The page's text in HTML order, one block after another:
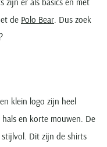
de Polo Bear . Dus zoek
klein logo zijn heel
en korte mouwen. De
Dit zijn de shirts